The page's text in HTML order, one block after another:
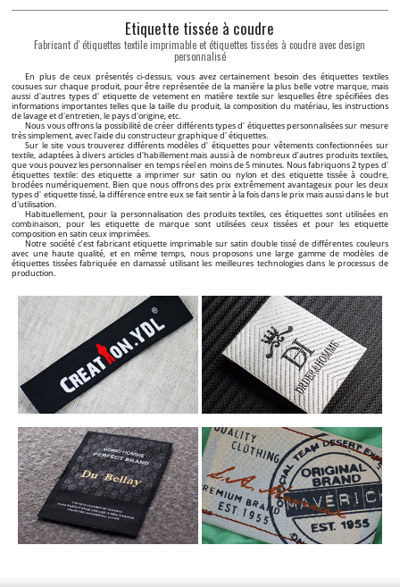
Etiquette tissée à coudre
Fabricant d' étiquettes textile imprimable et étiquettes tissées à coudre avec design
personnalisé
En plus de ceux présentés ci-dessus, vous avez certainement besoin des étiquettes textiles
cousues sur chaque produit, pour être représentée de la manière la plus belle votre marque, mais
aussi d'autres types d' etiquette de vetement en matière textile sur lesquelles être spécifiées des
informations importantes telles que la taille du produit, la composition du matériau, les instructions
de lavage et d'entretien, le pays d'origine, etc.
Nous vous offrons la possibilité de créer différents types d' étiquettes personnalisées sur mesure
très simplement, avec l'aide du constructeur graphique d' étiquettes.
Sur le site vous trouverez différents modèles d' étiquettes pour vêtements confectionnées sur
textile, adaptées à divers articles d'habillement mais aussi à de nombreux d’autres produits textiles,
que vous pouvez les personnaliser en temps réel en moins de 5 minutes. Nous fabriquons 2 types d'
étiquettes textile: des etiquette a imprimer sur satin ou nylon et des etiquette tissée à coudre,
brodées numériquement. Bien que nous offrons des prix extrêmement avantageux pour les deux
types d' etiquette tissé, la différence entre eux se fait sentir à la fois dans le prix mais aussi dans le but
d'utilisation.
Habituellement, pour la personnalisation des produits textiles, ces étiquettes sont utilisées en
combinaison, pour les etiquette de marque sont utilisées ceux tissées et pour les etiquette
composition en satin ceux imprimées.
Notre société c’est fabricant etiquette imprimable sur satin double tissé de différentes couleurs
avec une haute qualité, et en même temps, nous proposons une large gamme de modèles de
étiquettes tissées fabriquée en damassé utilisant les meilleures technologies dans le processus de
production.